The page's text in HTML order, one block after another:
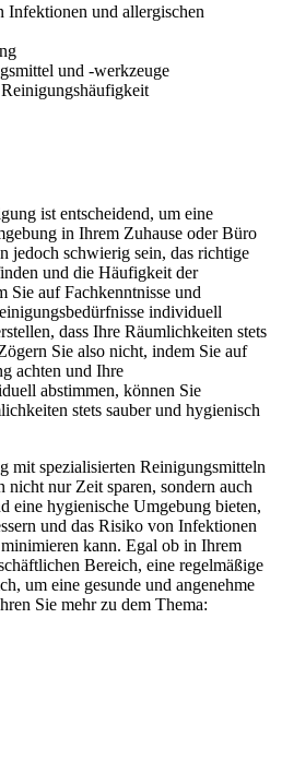
Infektionen und allergischen
und -werkzeuge
ist entscheidend, um eine
in Ihrem Zuhause oder Büro
jedoch schwierig sein, das richtige
und die Häufigkeit der
Sie auf Fachkenntnisse und
individuell
dass Ihre Räumlichkeiten stets
Sie also nicht, indem Sie auf
achten und Ihre
abstimmen, können Sie
stets sauber und hygienisch
mit spezialisierten Reinigungsmitteln
nicht nur Zeit sparen, sondern auch
eine hygienische Umgebung bieten,
und das Risiko von Infektionen
kann. Egal ob in Ihrem
Bereich, eine regelmäßige
um eine gesunde und angenehme
Sie mehr zu dem Thema: